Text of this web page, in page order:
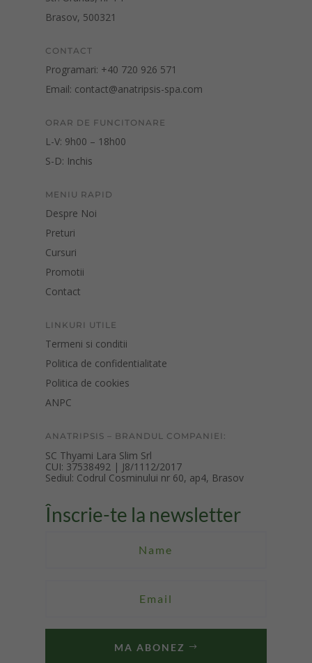
Brasov, 500321
CONTACT
Programari: +40 720 926 571
Email: contact@anatripsis-spa.com
ORAR DE FUNCITONARE
L-V: 9h00 – 18h00
S-D: Inchis
MENIU RAPID
Despre Noi
Preturi
Cursuri
Promotii
Contact
LINKURI UTILE
Termeni si conditii
Politica de confidentialitate
Politica de cookies
ANPC
ANATRIPSIS – BRANDUL COMPANIEI:
SC Thyami Lara Slim Srl
CUI: 37538492 | J8/1112/2017
Sediul: Codrul Cosminului nr 60, ap4, Brasov
Înscrie-te la newsletter
MA ABONEZ